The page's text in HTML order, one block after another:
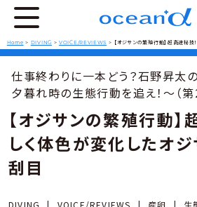
Home > DIVING >VOICE/REVIEWS > 【オジサンの繁殖行動】超高速秘
仕事終わりに一本どう？石野昇太
夕暮れ時の生態行動を追え！〜（第
【オジサンの繁殖行動】
しく体色が変化したオ
刮目
DIVING | VOICE/REVIEWS | 産卵 | 生